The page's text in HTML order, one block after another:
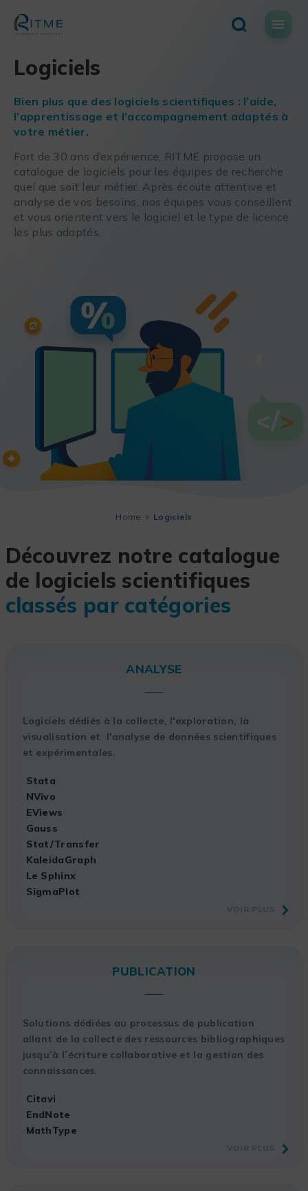
content
Logiciels
Bien plus que des logiciels scientifiques : l’aide,
l’apprentissage et l’accompagnement adaptés à
votre métier.
Fort de 30 ans d’expérience, RITME propose un
catalogue de logiciels pour les équipes de recherche
quel que soit leur métier. Après écoute attentive et
analyse de vos besoins, nos équipes vous conseillent
et vous orientent vers le logiciel et le type de licence
les plus adaptés.
Home Logiciels
Découvrez notre catalogue
de logiciels scientifiques
classés par catégories
ANALYSE
Logiciels dédiés à la collecte, l'exploration, la
visualisation et l'analyse de données scientifiques
et expérimentales.
Stata
NVivo
EViews
Gauss
Stat/Transfer
KaleidaGraph
Le Sphinx
SigmaPlot
PUBLICATION
Solutions dédiées au processus de publication
allant de la collecte des ressources bibliographiques
jusqu’à l’écriture collaborative et la gestion des
connaissances.
Citavi
EndNote
MathType